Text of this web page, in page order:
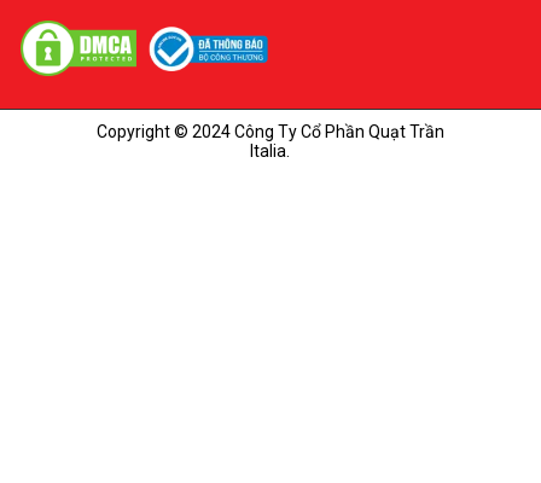
Copyright © 2024 Công Ty Cổ Phần Quạt Trần
Italia.